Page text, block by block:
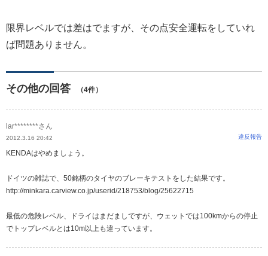
限界レベルでは差はでますが、その点安全運転をしていれ
ば問題ありません。
その他の回答 （4件）
lar********さん
2012.3.16 20:42 違反報告
KENDAはやめましょう。
ドイツの雑誌で、50銘柄のタイヤのブレーキテストをした結果です。
http://minkara.carview.co.jp/userid/218753/blog/25622715
最低の危険レベル、ドライはまだましですが、ウェットでは100kmからの停止
でトップレベルとは10m以上も違っています。